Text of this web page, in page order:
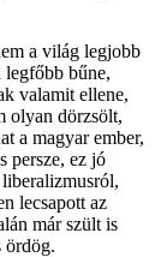
a világ legjobb
legfőbb bűne,
valamit ellene,
olyan dörzsölt,
a magyar ember,
persze, ez jó
lecsapott az
már szült is
ördög.